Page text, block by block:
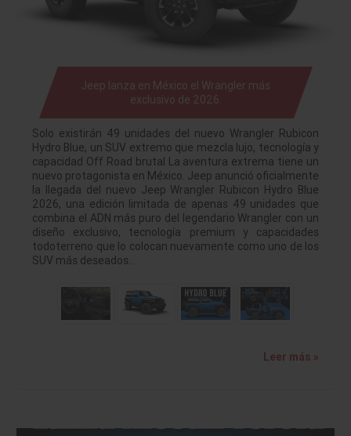
Jeep lanza en México el Wrangler más
exclusivo de 2026.
Solo existirán 49 unidades del nuevo Wrangler Rubicon
Hydro Blue, un SUV extremo que mezcla lujo, tecnología y
capacidad Off Road brutal La aventura extrema tiene un
nuevo protagonista en México. Jeep anunció oficialmente
la llegada del nuevo Jeep Wrangler Rubicon Hydro Blue
2026, una edición limitada de apenas 49 unidades que
combina el ADN más puro del legendario Wrangler con un
diseño exclusivo, tecnología premium y capacidades
todoterreno que lo colocan nuevamente como uno de los
SUV más deseados…
Leer más »